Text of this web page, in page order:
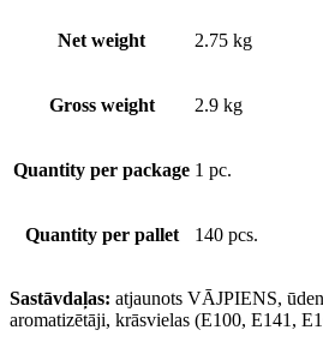
Net weight 2.75 kg
Gross weight 2.9 kg
Quantity per package 1 pc.
Quantity per pallet 140 pcs.
Sastāvdaļas: atjaunots VĀJPIENS,
aromatizētāji, krāsvielas (E100, E141,